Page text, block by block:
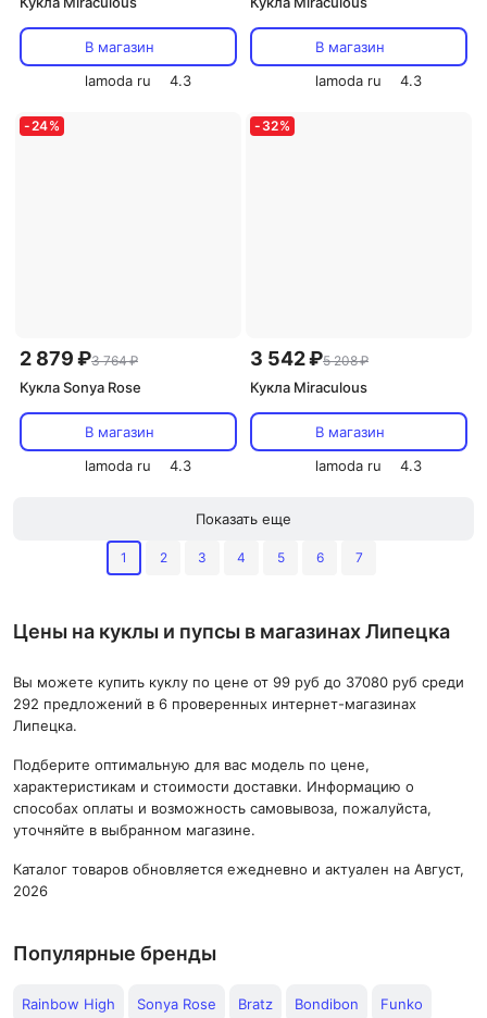
В магазин
lamoda ru
4.3
В магазин
lamoda ru
4.3
-24%
2 879 ₽3 764 ₽
Кукла Sonya Rose
В магазин
lamoda ru
4.3
- 32%
3 542 ₽5 208 ₽
Кукла Miraculous
В магазин
lamoda ru
4.3
Показать еще
1 2 3 4 5 6 7
Цены на куклы и пупсы в магазинах Липецка
Вы можете купить куклу по цене от 99 руб до 37080 руб среди
292 предложений в 6 проверенных интернет-магазинах
Липецка.
Подберите оптимальную для вас модель по цене,
характеристикам и стоимости доставки. Информацию о
способах оплаты и возможность самовывоза, пожалуйста,
уточняйте в выбранном магазине.
Каталог товаров обновляется ежедневно и актуален на Август,
2026
Популярные бренды
Rainbow High Sonya Rose Bratz Bondibon Funko